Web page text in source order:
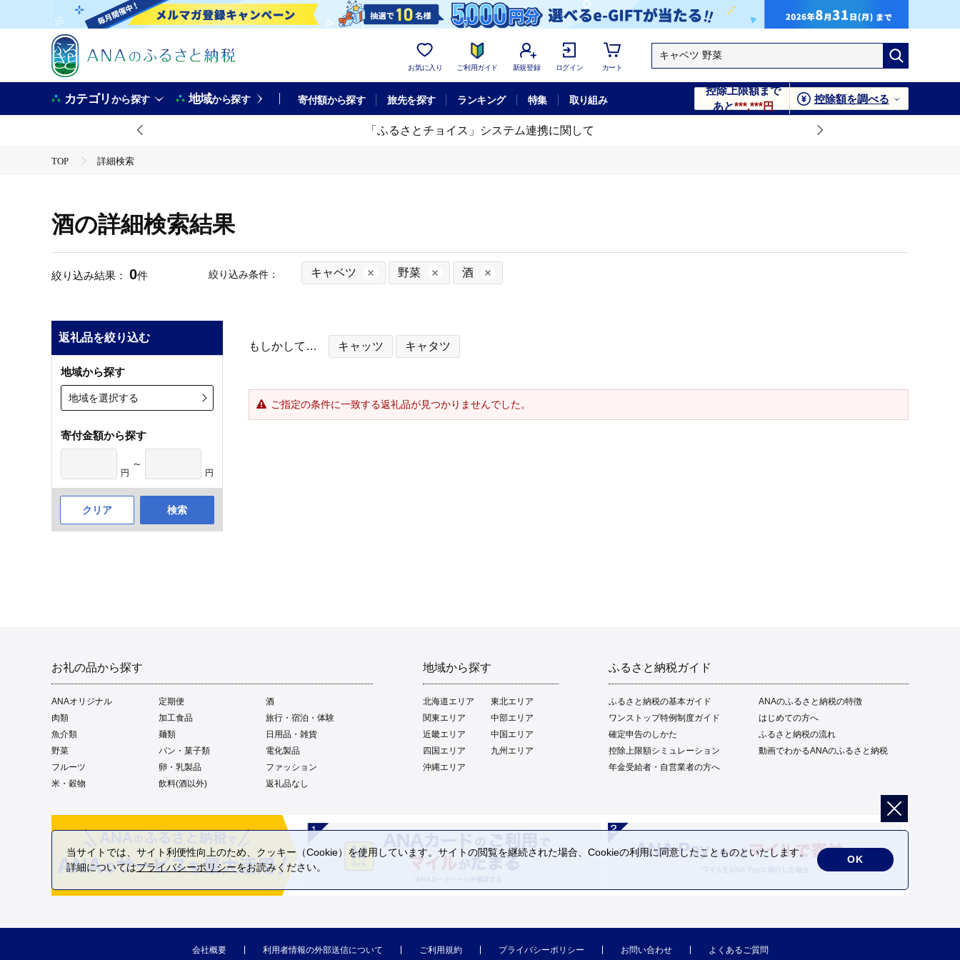
お気に入り ご利用ガイド 新規登録 ログイン カート
カテゴリから探す 地域から探す 寄付額から探す 旅先を探す ランキング 特集 取り組み
控除上限額まで
あと***,***円
控除額を調べる
「ふるさとチョイス」システム連携に関して
TOP 詳細検索
酒の詳細検索結果
絞り込み結果： 0件 絞り込み条件： キャベツ 野菜 酒
返礼品を絞り込む
地域から探す
地域を選択する
寄付金額から探す
円
～
円
クリア 検索
もしかして… キャッツ キャタツ
ご指定の条件に一致する返礼品が見つかりませんでした。
お礼の品から探す
ANAオリジナル 定期便
酒
肉類
加工食品
旅行・宿泊・体験
魚介類
麺類
日用品・雑貨
野菜
パン・菓子類
電化製品
フルーツ
卵・乳製品
ファッション
米・穀物
飲料(酒以外) 返礼品なし
地域から探す
北海道エリア
東北エリア
関東エリア
中部エリア
近畿エリア
中国エリア
四国エリア
九州エリア
沖縄エリア
ふるさと納税ガイド
ふるさと納税の基本ガイド
ANAのふるさと納税の特徴
ワンストップ特例制度ガイド
はじめての方へ
確定申告のしかた
ふるさと納税の流れ
控除上限額シミュレーション
動画でわかるANAのふるさと納税
年金受給者・自営業者の方へ
会社概要 利用者情報の外部送信について ご利用規約 プライバシーポリシー お問い合わせ よくあるご質問
当サイトでは、サイト利便性向上のため、クッキー（Cookie）を使用しています。サイトの閲覧を継続された場合、Cookieの利用に同意したことものといたします。
詳細についてはプライバシーポリシーをお読みください。
OK